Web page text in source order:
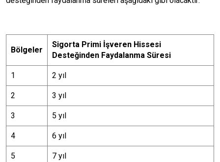
Bölgeler
Sigorta Primi İşveren Hissesi
Desteğinden Faydalanma Süresi
1 2 yıl
2 3 yıl
3 5 yıl
4 6 yıl
5 7 yıl